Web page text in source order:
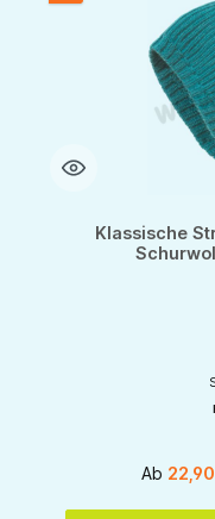
Klassische
Ab